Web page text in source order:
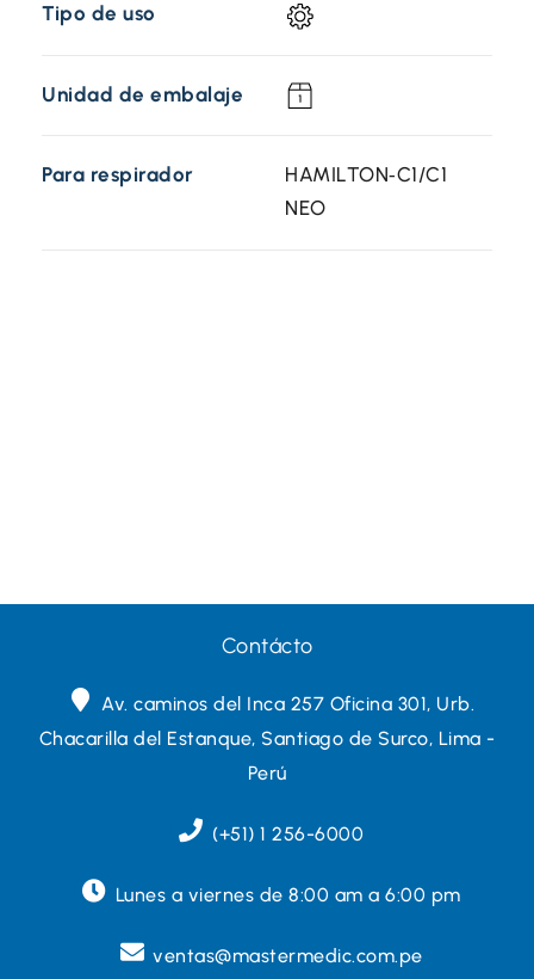
Tipo de uso
Unidad de embalaje
Para respirador
HAMILTON‑C1/C1
NEO
Contácto
Av. caminos del Inca 257 Oficina 301, Urb.
Chacarilla del Estanque, Santiago de Surco, Lima -
Perú
(+51) 1 256-6000
Lunes a viernes de 8:00 am a 6:00 pm
ventas@mastermedic.com.pe